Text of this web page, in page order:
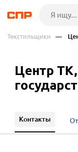
Текстильщики —
Центр
Контакты